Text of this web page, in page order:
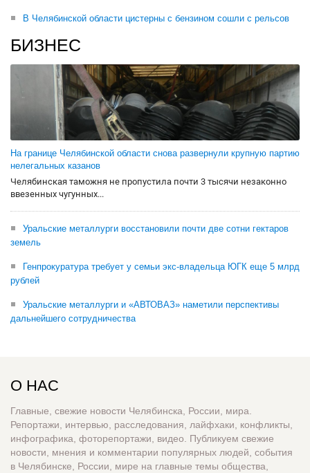
В Челябинской области цистерны с бензином сошли с рельсов
БИЗНЕС
На границе Челябинской области снова развернули крупную партию
нелегальных казанов
Челябинская таможня не пропустила почти 3 тысячи незаконно
ввезенных чугунных...
Уральские металлурги восстановили почти две сотни гектаров
земель
Генпрокуратура требует у семьи экс-владельца ЮГК еще 5 млрд
рублей
Уральские металлурги и «АВТОВАЗ» наметили перспективы
дальнейшего сотрудничества
О НАС
Главные, свежие новости Челябинска, России, мира.
Репортажи, интервью, расследования, лайфхаки, конфликты,
инфографика, фоторепортажи, видео. Публикуем свежие
новости, мнения и комментарии популярных людей, события
в Челябинске, России, мире на главные темы общества,